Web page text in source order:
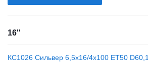
16''
КС1026 Сильвер 6,5x16/4x100 ET50 D60,1